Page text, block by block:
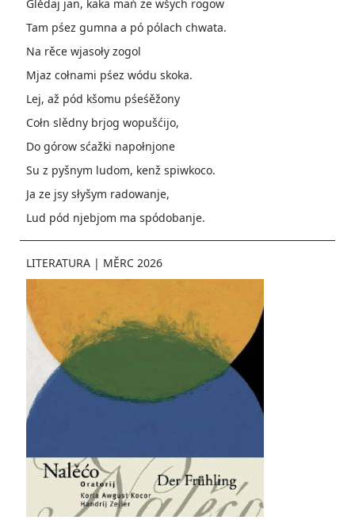
Glědaj jan, kaka mań ze wšych rogow
Tam pśez gumna a pó pólach chwata.
Na rěce wjasoły zogol
Mjaz cołnami pśez wódu skoka.
Lej, až pód kšomu pśeśěžony
Cołn slědny brjog wopušćijo,
Do górow sćažki napołnjone
Su z pyšnym ludom, kenž spiwkoco.
Ja ze jsy słyšym radowanje,
Lud pód njebjom ma spódobanje.
LITERATURA | MĚRC 2026